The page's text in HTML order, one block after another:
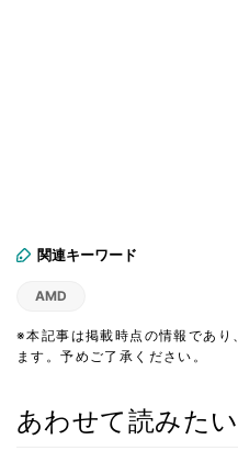
関連キーワード
AMD
※本記事は掲載時点の情報であり
ます。予めご了承ください。
あわせて読みたい